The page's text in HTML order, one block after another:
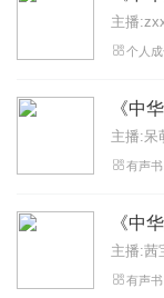
主播
个人成
《中
主播:呆
有声书
《中
主播:茜
有声书